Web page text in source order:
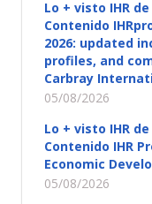
Lo + visto IHR
Contenido
2026: updated
profiles, and
Carbray
05/08/2026
Lo + visto IHR
Contenido IHR
Economic
05/08/2026